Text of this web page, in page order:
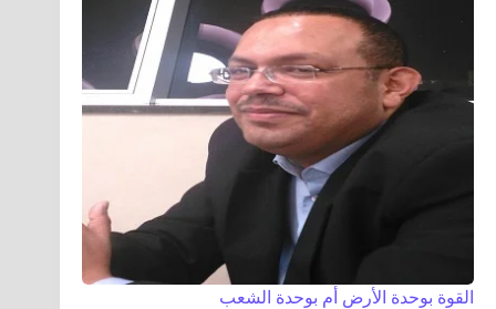
​القوة بوحدة الأرض أم بوحدة الشعب